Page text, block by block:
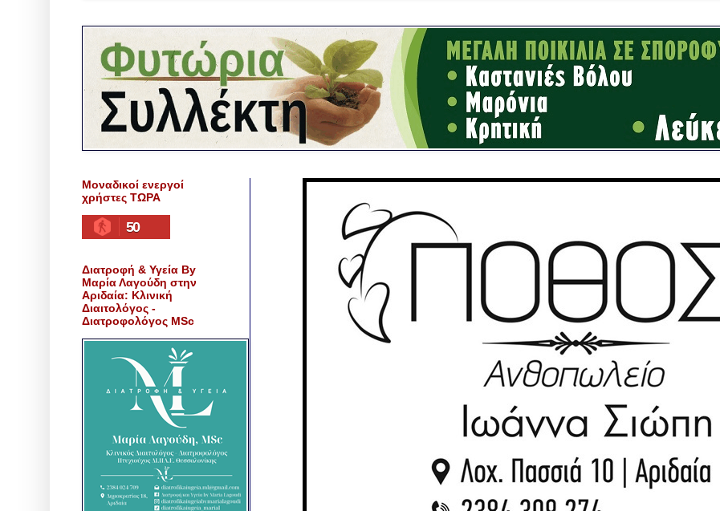
Μοναδικοί ενεργοί
χρήστες ΤΩΡΑ
50
Διατροφή & Υγεία By
Μαρία Λαγούδη στην
Αριδαία: Κλινική
Διαιτολόγος -
Διατροφολόγος MSc